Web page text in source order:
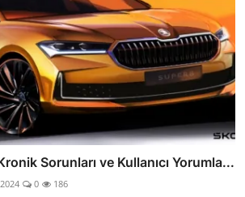
Sorunları ve Kullanıcı Yorumla...
0 186